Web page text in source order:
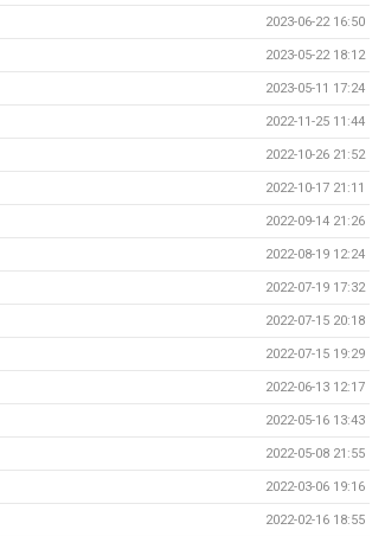
2023-06-22 16:50
2023-05-22 18:12
2023-05-11 17:24
2022-11-25 11:44
2022-10-26 21:52
2022-10-17 21:11
2022-09-14 21:26
2022-08-19 12:24
2022-07-19 17:32
2022-07-15 20:18
2022-07-15 19:29
2022-06-13 12:17
2022-05-16 13:43
2022-05-08 21:55
2022-03-06 19:16
2022-02-16 18:55